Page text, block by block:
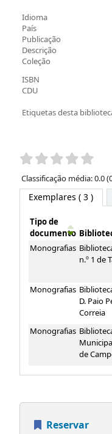
Idioma
País
Publicação
Descrição
Coleção
ISBN
CDU
Etiquetas desta
Pontuação
Classificação média: 0.0
Exemplares ( 3 )
Exemplares
Tipo de
documento
Monografias
n.º 1 de
Monografias
D. Paio
Correia
Monografias
de
Reservar